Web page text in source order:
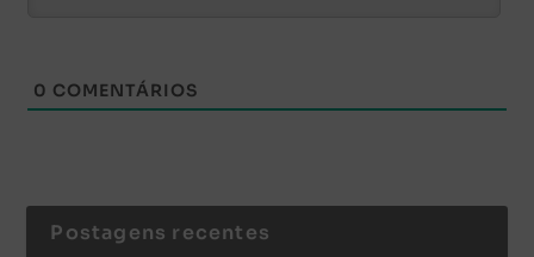
0 COMENTÁRIOS
Postagens recentes